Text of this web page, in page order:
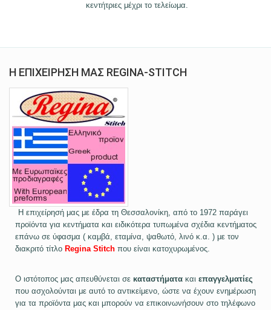
κεντήτριες μέχρι το τελείωμα.
Η ΕΠΙΧΕΙΡΗΣΗ ΜΑΣ REGINA-STITCH
Η επιχείρησή μας με έδρα τη Θεσσαλονίκη, από το 1972 παράγει
προϊόντα για κεντήματα και ειδικότερα τυπωμένα σχέδια κεντήματος
επάνω σε ύφασμα ( καμβά, εταμίνα, ψαθωτό, λινό κ.α. ) με τον
διακριτό τίτλο Regina Stitch που είναι κατοχυρωμένος.
Ο ιστότοπος μας απευθύνεται σε καταστήματα και επαγγελματίες
που ασχολούνται με αυτό το αντικείμενο, ώστε να έχουν ενημέρωση
για τα προϊόντα μας και μπορούν να επικοινωνήσουν στο τηλέφωνο